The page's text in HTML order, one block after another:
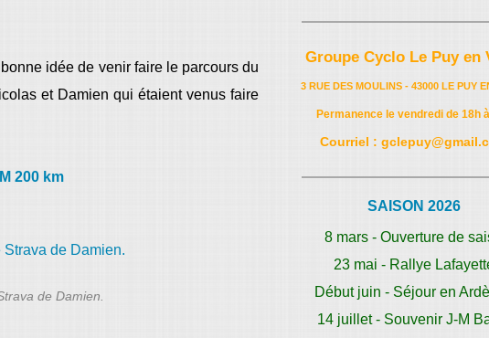
idée de venir faire le parcours du
et Damien qui étaient venus faire
200 km
de Damien.
Groupe Cyclo Le Puy en
3 RUE DES MOULINS - 43000 LE PUY
Permanence le vendredi de 18h
Courriel :
SAISON 2026
8 mars - Ouverture de
23 mai - Rallye
Début juin - Séjour en
14 juillet - Souvenir J-M